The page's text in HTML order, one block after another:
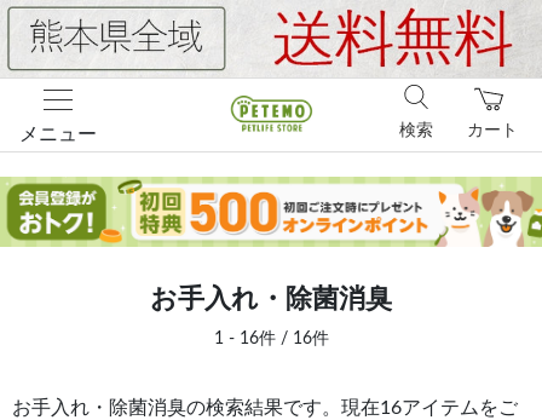
メニュー カート
検索
お手入れ・除菌消臭
1 - 16件 / 16件
お手入れ・除菌消臭の検索結果です。現在16アイテムをご